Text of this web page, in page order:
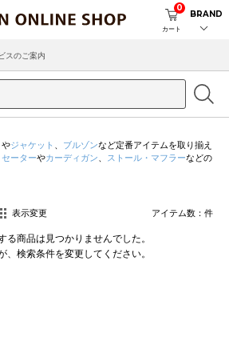
カート
0
BRAND
スのご案内
やジャケット ブルゾンなど定番アイテムを取り揃え
セーターやカーディガン ストール・マフラーなどの
表示変更 アイテム数： 件
る商品は見つかりませんでした。
、検索条件を変更してください。